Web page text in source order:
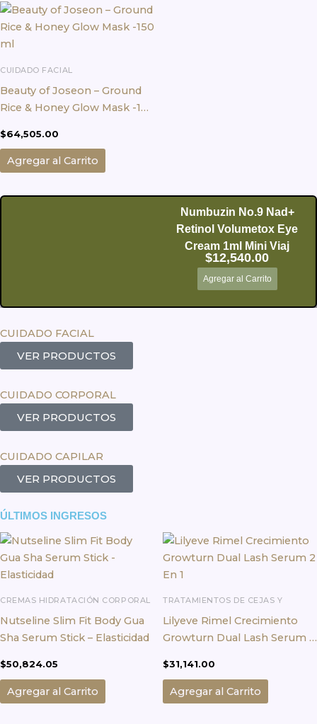
CUIDADO FACIAL
Beauty of Joseon – Ground
Rice & Honey Glow Mask -150
$64,505.00
Agregar al Carrito
Numbuzin No.9 Nad+
Retinol Volumetox Eye
Cream 1ml Mini Viaj
$12,540.00
Agregar al Carrito
CUIDADO FACIAL
VER PRODUCTOS
CUIDADO CORPORAL
VER PRODUCTOS
CUIDADO CAPILAR
VER PRODUCTOS
ÚLTIMOS INGRESOS
CREMAS HIDRATACIÓN CORPORAL
Nutseline Slim Fit Body Gua
Sha Serum Stick – Elasticidad
$50,824.05
Agregar al Carrito
TRATAMIENTOS DE CEJAS Y
Lilyeve Rimel Crecimiento
Growturn Dual Lash Serum 2
$31,141.00
Agregar al Carrito